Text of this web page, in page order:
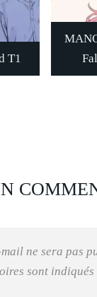
T1
ne sera pas
sont indiqués